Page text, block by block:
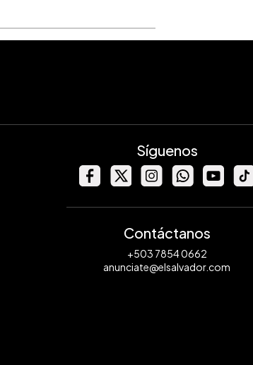
Síguenos
Contáctanos
+503 7854 0662
anunciate@elsalvador.com